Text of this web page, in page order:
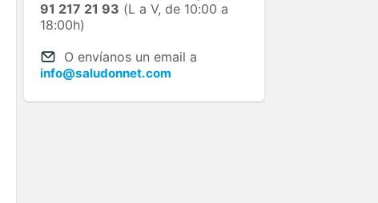
91 217 21 93 (L a V, de 10:00 a
18:00h)
O envíanos un email a
info@saludonnet.com